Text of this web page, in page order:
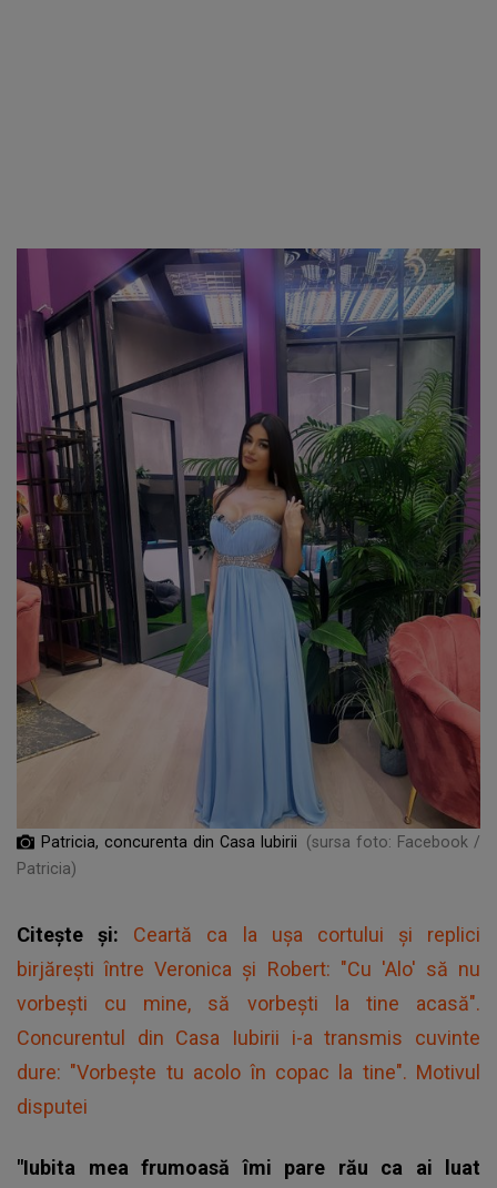
Patricia, concurenta din Casa Iubirii
(sursa foto: Facebook /
Patricia)
Citește și: Ceartă ca la uşa cortului şi replici
birjăreşti între Veronica și Robert: "Cu 'Alo' să nu
vorbești cu mine, să vorbești la tine acasă".
Concurentul din Casa Iubirii i-a transmis cuvinte
dure: "Vorbește tu acolo în copac la tine". Motivul
disputei
"Iubita mea frumoasă îmi pare rău ca ai luat